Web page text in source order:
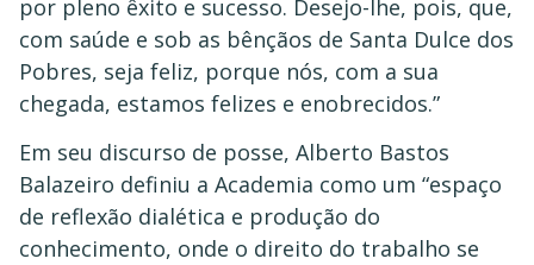
por pleno êxito e sucesso. Desejo-lhe, pois, que,
com saúde e sob as bênçãos de Santa Dulce dos
Pobres, seja feliz, porque nós, com a sua
chegada, estamos felizes e enobrecidos.”
Em seu discurso de posse, Alberto Bastos
Balazeiro definiu a Academia como um “espaço
de reflexão dialética e produção do
conhecimento, onde o direito do trabalho se